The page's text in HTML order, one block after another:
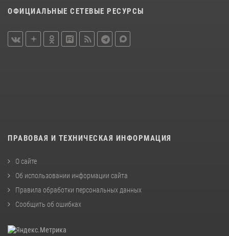
ОФИЦИАЛЬНЫЕ СЕТЕВЫЕ РЕСУРСЫ
ПРАВОВАЯ И ТЕХНИЧЕСКАЯ ИНФОРМАЦИЯ
О сайте
Об использовании информации сайта
Правила обработки персональных данных
Сообщить об ошибках